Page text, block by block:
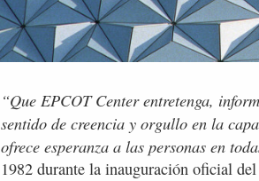
“Que EPCOT Center entretenga,
sentido de creencia y orgullo en la
ofrece esperanza a las personas en
1982 durante la inauguración oficial